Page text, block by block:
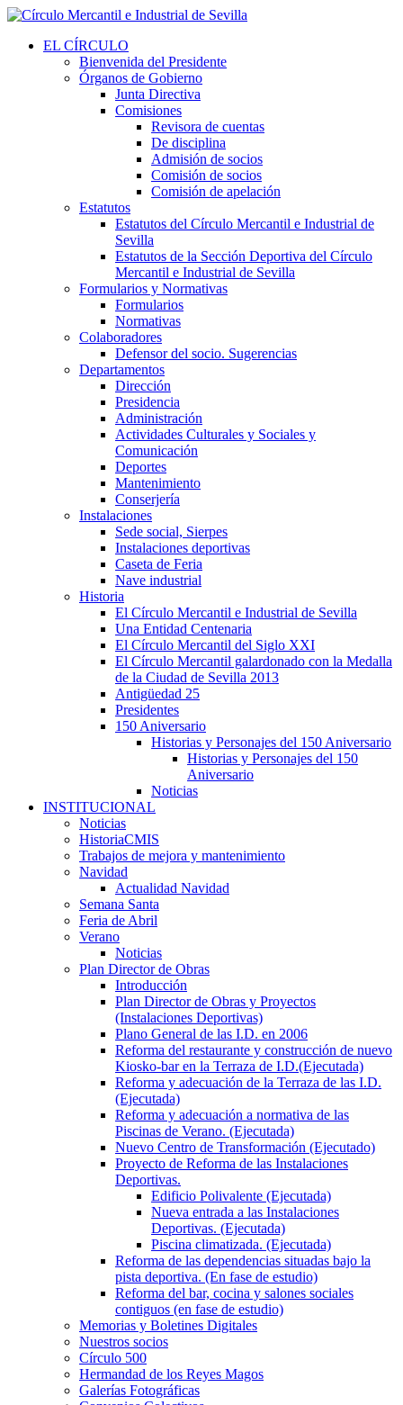
EL CÍRCULO
Bienvenida del Presidente
Órganos de Gobierno
Junta Directiva
Comisiones
Revisora de cuentas
De disciplina
Admisión de socios
Comisión de socios
Comisión de apelación
Estatutos
Estatutos del Círculo Mercantil e Industrial de
Sevilla
Estatutos de la Sección Deportiva del Círculo
Mercantil e Industrial de Sevilla
Formularios y Normativas
Formularios
Normativas
Colaboradores
Defensor del socio. Sugerencias
Departamentos
Dirección
Presidencia
Administración
Actividades Culturales y Sociales y
Comunicación
Deportes
Mantenimiento
Conserjería
Instalaciones
Sede social, Sierpes
Instalaciones deportivas
Caseta de Feria
Nave industrial
Historia
El Círculo Mercantil e Industrial de Sevilla
Una Entidad Centenaria
El Círculo Mercantil del Siglo XXI
El Círculo Mercantil galardonado con la Medalla
de la Ciudad de Sevilla 2013
Antigüedad 25
Presidentes
150 Aniversario
Historias y Personajes del 150 Aniversario
Historias y Personajes del 150
Aniversario
Noticias
INSTITUCIONAL
Noticias
HistoriaCMIS
Trabajos de mejora y mantenimiento
Navidad
Actualidad Navidad
Semana Santa
Feria de Abril
Verano
Noticias
Plan Director de Obras
Introducción
Plan Director de Obras y Proyectos
(Instalaciones Deportivas)
Plano General de las I.D. en 2006
Reforma del restaurante y construcción de nuevo
Kiosko-bar en la Terraza de I.D.(Ejecutada)
Reforma y adecuación de la Terraza de las I.D.
(Ejecutada)
Reforma y adecuación a normativa de las
Piscinas de Verano. (Ejecutada)
Nuevo Centro de Transformación (Ejecutado)
Proyecto de Reforma de las Instalaciones
Deportivas.
Edificio Polivalente (Ejecutada)
Nueva entrada a las Instalaciones
Deportivas. (Ejecutada)
Piscina climatizada. (Ejecutada)
Reforma de las dependencias situadas bajo la
pista deportiva. (En fase de estudio)
Reforma del bar, cocina y salones sociales
contiguos (en fase de estudio)
Memorias y Boletines Digitales
Nuestros socios
Círculo 500
Hermandad de los Reyes Magos
Galerías Fotográficas